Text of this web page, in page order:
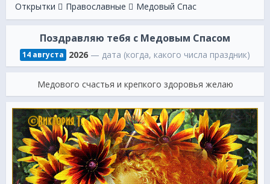
Открытки Православные Медовый Спас
Поздравляю тебя с Медовым Спасом
14 августа 2026— дата (когда, какого числа праздник)
Медового счастья и крепкого здоровья желаю